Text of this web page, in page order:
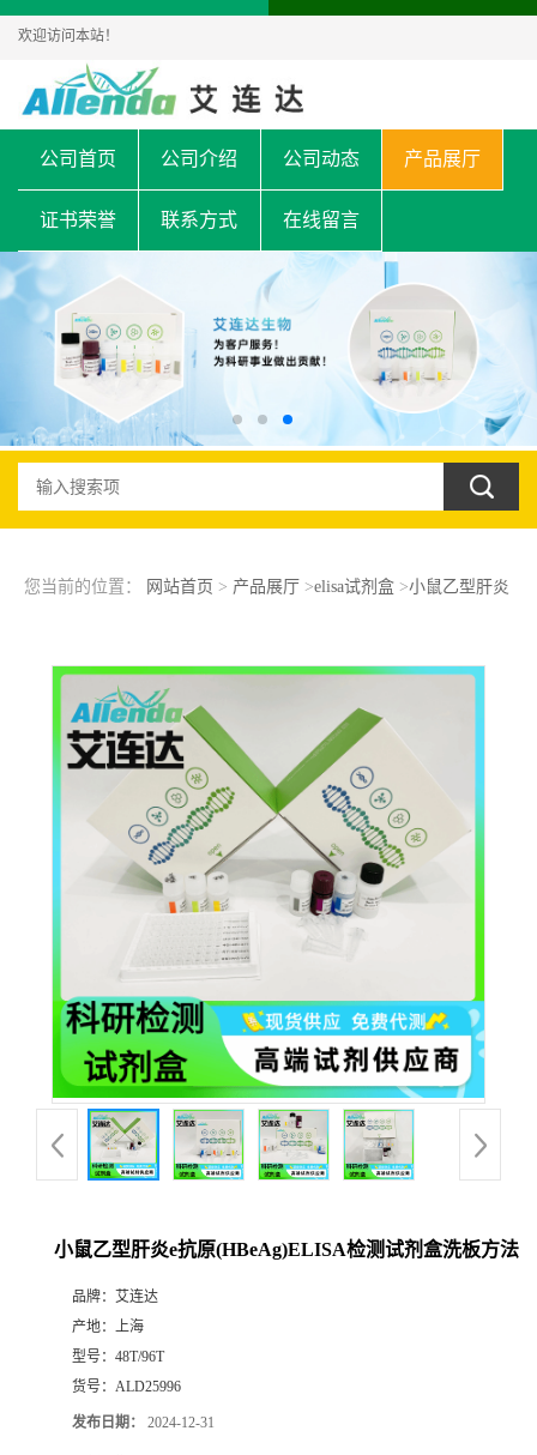
欢迎访问本站！
公司首页 公司介绍 公司动态 产品展厅
证书荣誉 联系方式 在线留言
您当前的位置： 网站首页 > 产品展厅 >elisa试剂盒>小鼠乙型肝炎
小鼠乙型肝炎e抗原(HBeAg)ELISA检测试剂盒洗板方法
品牌： 艾连达
产地： 上海
型号： 48T/96T
货号： ALD25996
发布日期： 2024-12-31